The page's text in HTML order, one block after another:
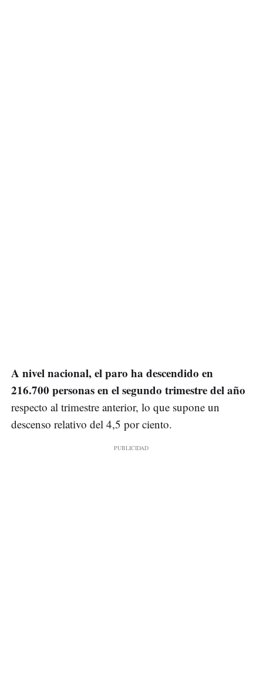
A nivel nacional, el paro ha descendido en
216.700 personas en el segundo trimestre del año
respecto al trimestre anterior, lo que supone un
descenso relativo del 4,5 por ciento.